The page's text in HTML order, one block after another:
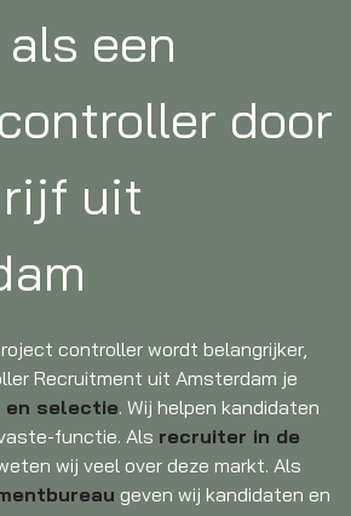
een
door
uit
controller wordt belangrijker,
Recruitment uit Amsterdam je
en selectie. Wij helpen kandidaten
functie. Als recruiter in de
wij veel over deze markt. Als
geven wij kandidaten en